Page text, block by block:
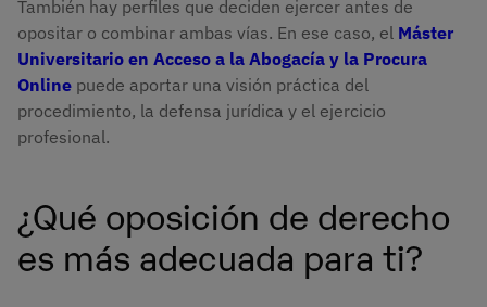
También hay perfiles que deciden ejercer antes de
opositar o combinar ambas vías. En ese caso, el Máster
Universitario en Acceso a la Abogacía y la Procura
Online puede aportar una visión práctica del
procedimiento, la defensa jurídica y el ejercicio
profesional.
¿Qué oposición de derecho
es más adecuada para ti?